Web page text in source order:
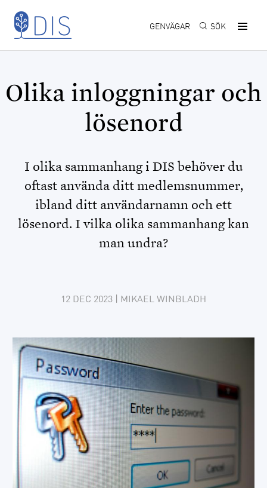
Hoppa till huvudinnehåll
GENVÄGAR SÖK
Olika inloggningar och
lösenord
I olika sammanhang i DIS behöver du
oftast använda ditt medlemsnummer,
ibland ditt användarnamn och ett
lösenord. I vilka olika sammanhang kan
man undra?
12 DEC 2023 | MIKAEL WINBLADH